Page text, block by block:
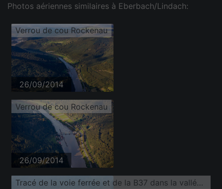
Photos aériennes similaires à Eberbach/Lindach:
Verrou de cou Rockenau
26/09/2014
Verrou de cou Rockenau
26/09/2014
Tracé de la voie ferrée et de la B37 dans la vallée du Neckar